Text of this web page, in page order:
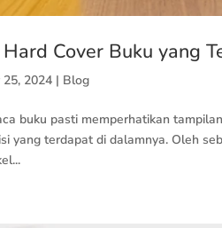
Cover Buku yang
25, 2024 | Blog
buku pasti memperhatikan
yang terdapat di dalamnya. Oleh